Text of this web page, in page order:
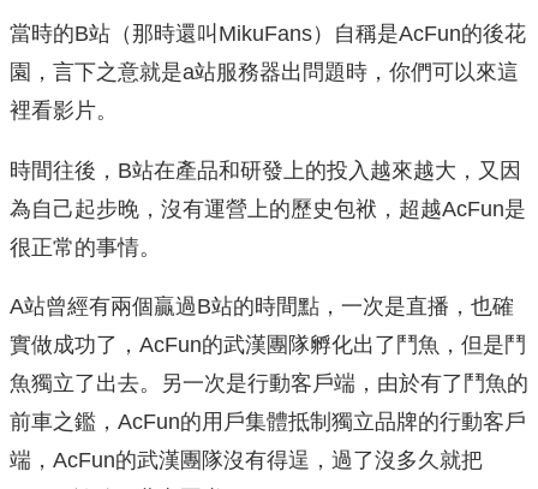
當時的B站（那時還叫MikuFans）自稱是AcFun的後花
園，言下之意就是a站服務器出問題時，你們可以來這
裡看影片。
時間往後，B站在產品和研發上的投入越來越大，又因
為自己起步晚，沒有運營上的歷史包袱，超越AcFun是
很正常的事情。
A站曾經有兩個贏過B站的時間點，一次是直播，也確
實做成功了，AcFun的武漢團隊孵化出了鬥魚，但是鬥
魚獨立了出去。另一次是行動客戶端，由於有了鬥魚的
前車之鑑，AcFun的用戶集體抵制獨立品牌的行動客戶
端，AcFun的武漢團隊沒有得逞，過了沒多久就把